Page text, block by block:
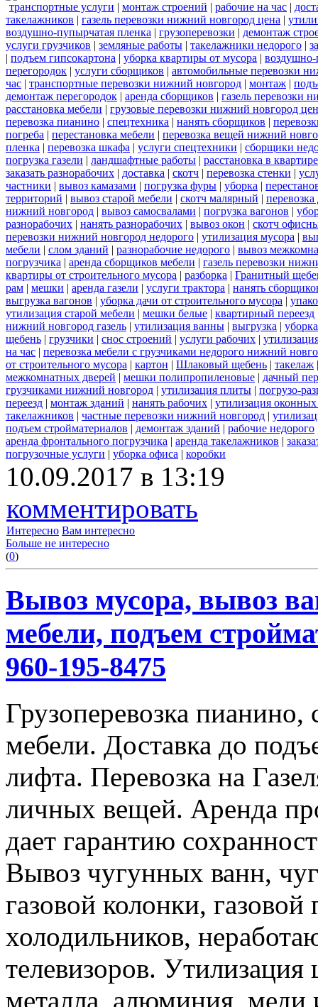
транспортные услуги | монтаж строений | рабочие на час |
такелажников | газель перевозки нижний новгород цена |
воздушно-пупырчатая пленка | грузоперевозки | демонтаж
услуги грузчиков | земляные работы | такелажники недорого |
| подъем гипсокартона | уборка квартиры от мусора | воздушно-
перегородок | услуги сборщиков | автомобильные перевозки
час | транспортные перевозки нижний новгород | монтаж |
демонтаж перегородок | аренда сборщиков | газель перевозки
расстановка мебели | грузовые перевозки нижний новгород
перевозка пианино | спецтехника | нанять сборщиков |
погреба | перестановка мебели | перевозка вещей нижний
пленка | перевозка шкафа | услуги спецтехники | сборщики
погрузка газели | ландшафтные работы | расстановка в квартире
заказать разнорабочих | доставка | скотч | перевозка стенки |
частники | вывоз камазами | погрузка фуры | уборка |
территорий | вывоз старой мебели | скотч малярный |
нижний новгород | вывоз самосвалами | погрузка вагонов |
разнорабочих | нанять разнорабочих | вывоз окон | скотч
перевозки нижний новгород недорого | утилизация мусора |
мебели | слом зданий | разнорабочие недорого | вывоз
погрузчика | аренда сборщиков мебели | газель перевозки
квартиры от строительного мусора | разборка | Гранитный
рам | мешки | аренда газели | услуги трактора | нанять
выгрузка вагонов | уборка дачи от строительного мусора |
утилизация старой мебели | мешки белые | квартирный переезд
нижний новгород газель | утилизация ванны | выгрузка |
щебень | грузчики | снос строений | услуги рабочих |
на час | перевозка мебели с грузчиками недорого нижний
от строительного мусора | картон | Шлаковый щебень | такелаж
межкомнатных дверей | мешки полипропиленовые | дачный
грузчиками нижний новгород | утилизация плиты | погрузо-
переезд | монтаж зданий | нанять рабочих | утилизация
такелажников | частные перевозки нижний новгород |
подъем стройматериалов | демонтаж зданий | рабочие недорого
аренда фронтального погрузчика | аренда такелажников |
погрузочные услуги | уборка офиса | коробки
10.09.2017 в 13:19
комментировать
Интересно Вам интересно
Больше не интересно
(0)
Вывоз мусора, вывоз
мебели, подъем
960-195-8475
Грузоперевозка
мебели. Доставка до
лифта. Перевозка на
личных вещей. Аренда
дает гарантию
Вывоз чугунных ванн,
газовой колонки,
холодильников,
телевизоров. Утилизация
металла, алюминия, меди